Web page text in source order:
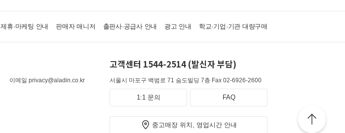
제휴·마케팅 안내 판매자 매니저 출판사·공급사 안내 광고 안내 학교·기업·기관 대량구매
이메일 privacy@aladin.co.kr
고객센터 1544-2514 (발신자 부담)
서울시 마포구 백범로 71 숨도빌딩 7층 Fax 02-6926-2600
1:1 문의 FAQ
중고매장 위치, 영업시간 안내